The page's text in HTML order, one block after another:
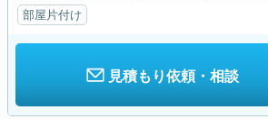
部屋片付け
見積もり依頼・相談